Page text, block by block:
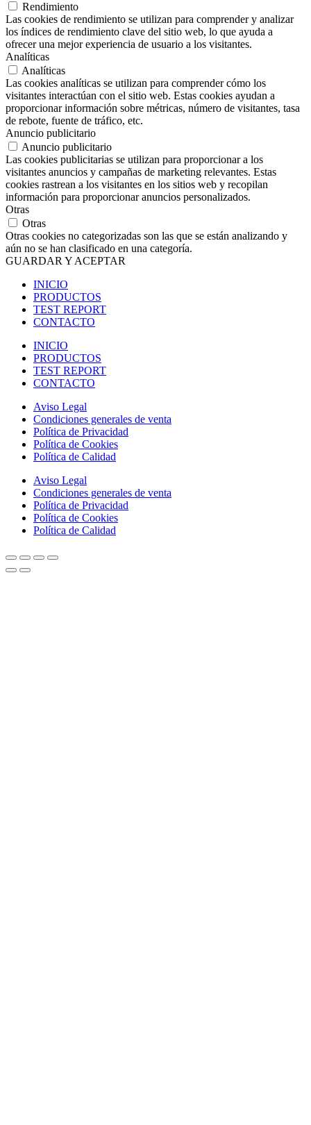
Rendimiento
Las cookies de rendimiento se utilizan para comprender y analizar
los índices de rendimiento clave del sitio web, lo que ayuda a
ofrecer una mejor experiencia de usuario a los visitantes.
Analíticas
Analíticas
Las cookies analíticas se utilizan para comprender cómo los
visitantes interactúan con el sitio web. Estas cookies ayudan a
proporcionar información sobre métricas, número de visitantes, tasa
de rebote, fuente de tráfico, etc.
Anuncio publicitario
Anuncio publicitario
Las cookies publicitarias se utilizan para proporcionar a los
visitantes anuncios y campañas de marketing relevantes. Estas
cookies rastrean a los visitantes en los sitios web y recopilan
información para proporcionar anuncios personalizados.
Otras
Otras
Otras cookies no categorizadas son las que se están analizando y
aún no se han clasificado en una categoría.
GUARDAR Y ACEPTAR
INICIO
PRODUCTOS
TEST REPORT
CONTACTO
INICIO
PRODUCTOS
TEST REPORT
CONTACTO
Aviso Legal
Condiciones generales de venta
Política de Privacidad
Política de Cookies
Política de Calidad
Aviso Legal
Condiciones generales de venta
Política de Privacidad
Política de Cookies
Política de Calidad